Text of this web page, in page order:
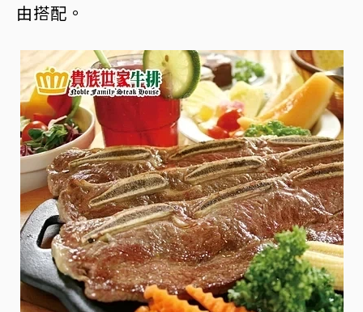
由搭配。